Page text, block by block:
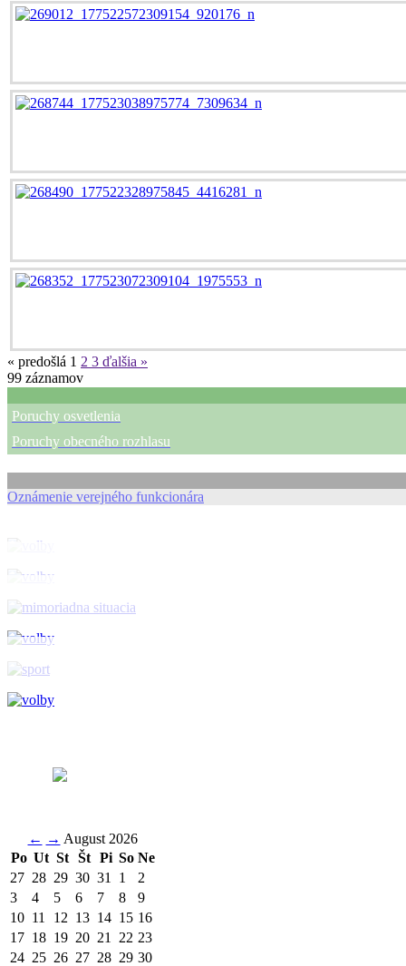
« predošlá 1 2 3 ďalšia »
99 záznamov
Poruchy osvetlenia
Poruchy obecného rozhlasu
Oznámenie verejného funkcionára
← → August 2026
Po Ut St Št Pi So Ne
27 28 29 30 31 1
2
3
4 5 6 7 8
9
10 11 12 13 14 15 16
17 18 19 20 21 22 23
24 25 26 27 28 29 30